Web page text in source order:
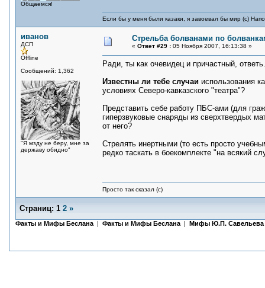
Общаемся!
Если бы у меня были казаки, я завоевал бы мир (с)
иванов
ДСП
Offline
Сообщений: 1,362
"Я мзду не беру, мне за
державу обидно"
Стрельба болванами по
« Ответ #29 : 05 Ноября 2007, 16:13:38 »
Ради, ты как очевидец и причастный, ответь.
Известны ли тебе случаи использования
условиях Северо-кавказского "театра"?
Представить себе работу ПБС-ами (для
гиперзвуковые снаряды из сверхтвердых
от него?
Стрелять инертными (то есть просто
редко таскать в боекомплекте "на всякий
Просто так сказал (с)
Страниц: 1 2 »
Факты и Мифы Беслана | Факты и Мифы Беслана | Мифы Ю.П. Савельева